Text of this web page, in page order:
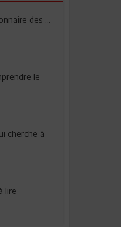
des ...
le
cherche à
lire